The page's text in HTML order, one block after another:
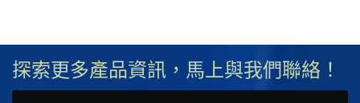
探索更多產品資訊，馬上與我們聯絡！